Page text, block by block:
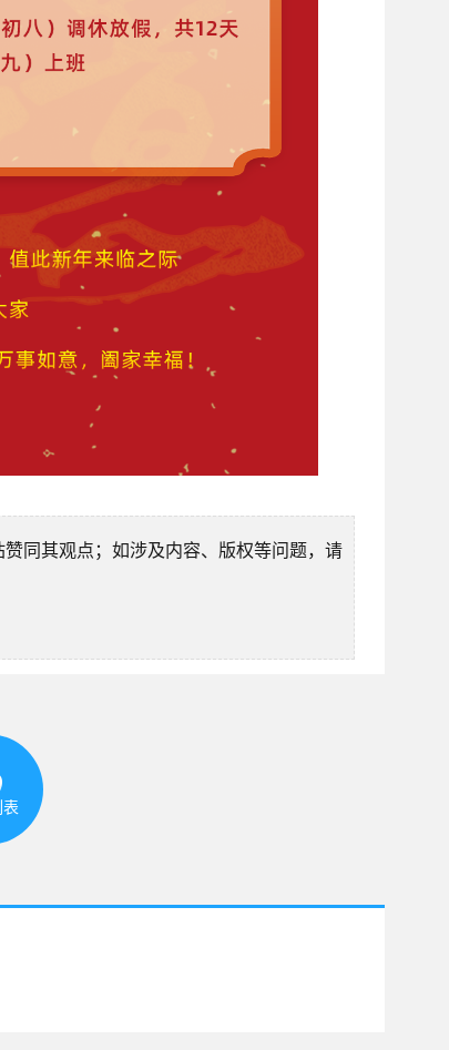
同其观点；如涉及内容、版权等问题，请